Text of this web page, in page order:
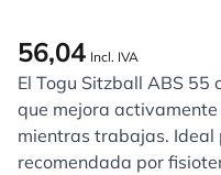
56,04 Incl. IVA
El Togu Sitzball ABS 55
que mejora
mientras trabajas. Ideal
recomendada por